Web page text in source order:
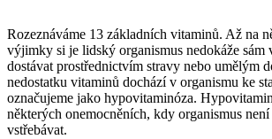
Rozeznáváme 13 základních vitaminů. Až na
výjimky si je lidský organismus nedokáže sám
dostávat prostřednictvím stravy nebo umělým
nedostatku vitaminů dochází v organismu ke
označujeme jako hypovitaminóza.
některých onemocněních, kdy organismus
vstřebávat.